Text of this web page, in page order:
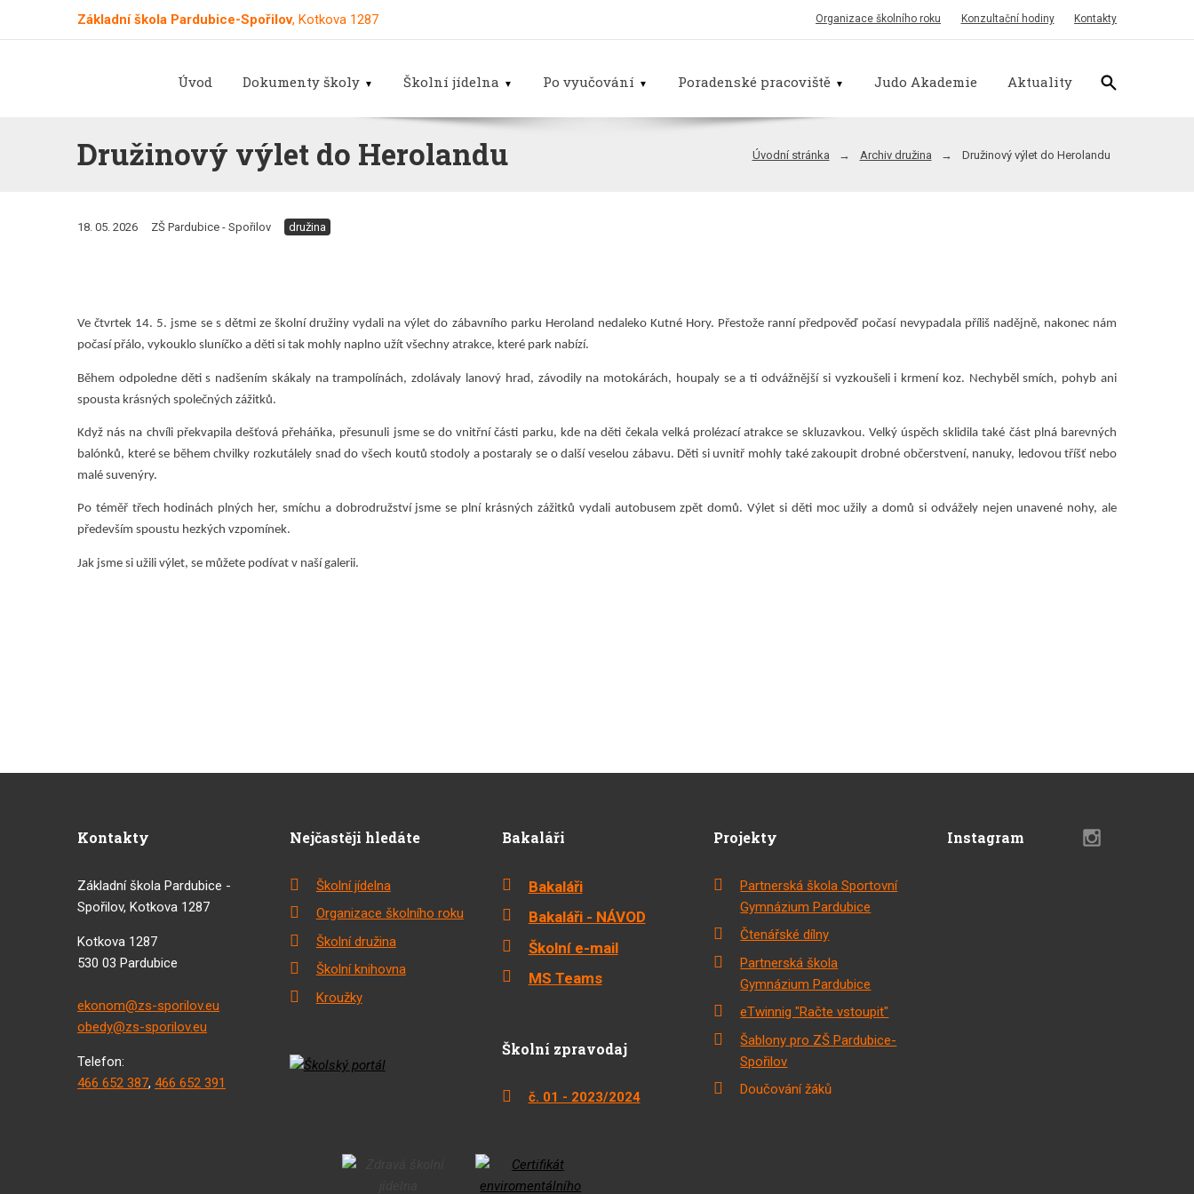
Organizace školního roku Konzultační hodiny Kontakty
Základní škola Pardubice-Spořilov, Kotkova 1287
Úvod Dokumenty školy Školní jídelna Po vyučování Poradenské pracoviště Judo Akademie Aktuality
Družinový výlet do Herolandu Úvodní stránka Archiv družina Družinový výlet do Herolandu
18. 05. 2026 ZŠ Pardubice - Spořilov družina
Ve čtvrtek 14. 5. jsme se s dětmi ze školní družiny vydali na výlet do zábavního parku Heroland nedaleko Kutné Hory. Přestože ranní předpověď počasí nevypadala příliš nadějně, nakonec nám
počasí přálo, vykouklo sluníčko a děti si tak mohly naplno užít všechny atrakce, které park nabízí.
Během odpoledne děti s nadšením skákaly na trampolínách, zdolávaly lanový hrad, závodily na motokárách, houpaly se a ti odvážnější si vyzkoušeli i krmení koz. Nechyběl smích, pohyb ani
spousta krásných společných zážitků.
Když nás na chvíli překvapila dešťová přeháňka, přesunuli jsme se do vnitřní části parku, kde na děti čekala velká prolézací atrakce se skluzavkou. Velký úspěch sklidila také část plná barevných
balónků, které se během chvilky rozkutálely snad do všech koutů stodoly a postaraly se o další veselou zábavu. Děti si uvnitř mohly také zakoupit drobné občerstvení, nanuky, ledovou tříšť nebo
malé suvenýry.
Po téměř třech hodinách plných her, smíchu a dobrodružství jsme se plní krásných zážitků vydali autobusem zpět domů. Výlet si děti moc užily a domů si odvážely nejen unavené nohy, ale
především spoustu hezkých vzpomínek.
Jak jsme si užili výlet, se můžete podívat v naší galerii.
Kontakty
Základní škola Pardubice -
Spořilov, Kotkova 1287
Kotkova 1287
530 03 Pardubice
ekonom@zs-sporilov.eu
obedy@zs-sporilov.eu
Telefon:
466 652 387, 466 652 391
Nejčastěji hledáte
Školní jídelna
Organizace školního roku
Školní družina
Školní knihovna
Kroužky
Bakaláři
Bakaláři
Bakaláři - NÁVOD
Školní e-mail
MS Teams
Školní zpravodaj
č. 01 - 2023/2024
Projekty
Partnerská škola Sportovní
Gymnázium Pardubice
Čtenářské dílny
Partnerská škola
Gymnázium Pardubice
eTwinnig "Račte vstoupit"
Šablony pro ZŠ Pardubice-
Spořilov
Doučování žáků
Instagram